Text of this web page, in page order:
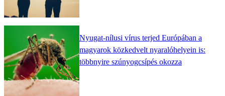
Nyugat-nílusi vírus terjed Európában a
magyarok közkedvelt nyaralóhelyein is:
többnyire szúnyogcsípés okozza